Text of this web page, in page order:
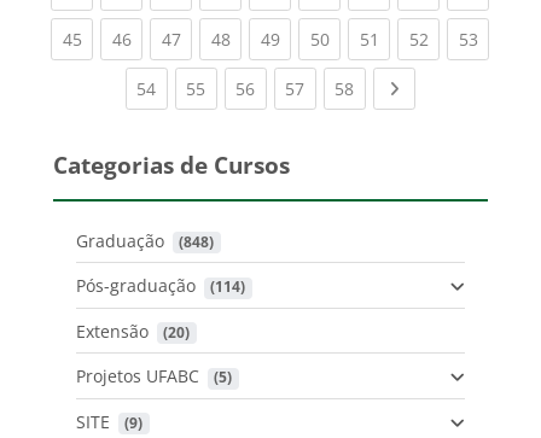
45(current)
46(current)
47(current)
48(current)
49(current)
50(current)
51 (current)
52(current)
53
54(current)
55 (current)
56(current)
57(current)
58(current)Next page
Categorias de Cursos
Graduação (848)
Pós-graduação (114)
Extensão (20)
Projetos UFABC (5)
SITE (9)